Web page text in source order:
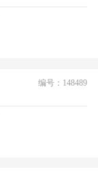
编号：148489